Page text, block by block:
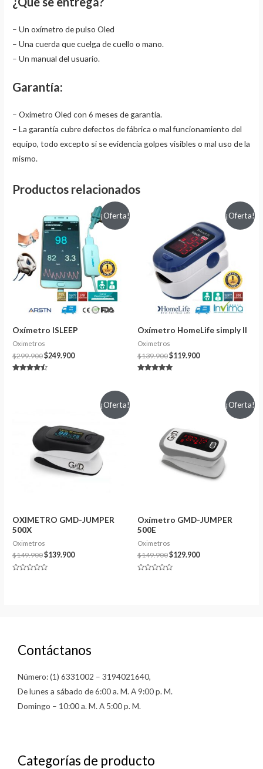
– Un oxímetro de pulso Oled
– Una cuerda que cuelga de cuello o mano.
– Un manual del usuario.
Garantía:
– Oxímetro Oled con 6 meses de garantía.
– La garantía cubre defectos de fábrica o mal funcionamiento del
equipo, todo excepto si se evidencia golpes visibles o mal uso de la
mismo.
Productos relacionados
¡Oferta!
Oxímetro ISLEEP
Oximetros
$299.900$249.900
¡Oferta!
Oxímetro HomeLife simply II
Oximetros
$139.900$119.900
¡Oferta!
OXIMETRO GMD-JUMPER
500X
Oximetros
$149.900$139.900
¡Oferta!
Oxímetro GMD-JUMPER
500E
Oximetros
$149.900$129.900
Contáctanos
Número: (1) 6331002 – 3194021640,
De lunes a sábado de 6:00 a. M. A 9:00 p. M.
Domingo – 10:00 a. M. A 5:00 p. M.
Categorías de producto